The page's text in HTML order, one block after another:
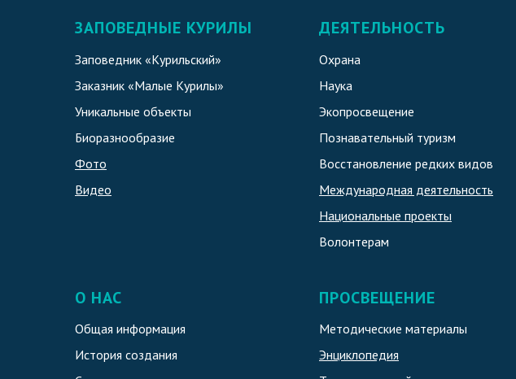
ЗАПОВЕДНЫЕ КУРИЛЫ
Заповедник «Курильский»
Заказник «Малые Курилы»
Уникальные объекты
Биоразнообразие
Фото
Видео
ДЕЯТЕЛЬНОСТЬ
Охрана
Наука
Экопросвещение
Познавательный туризм
Восстановление редких видов
Международная деятельность
Национальные проекты
Волонтерам
О НАС
Общая информация
История создания
ПРОСВЕЩЕНИЕ
Методические материалы
Энциклопедия